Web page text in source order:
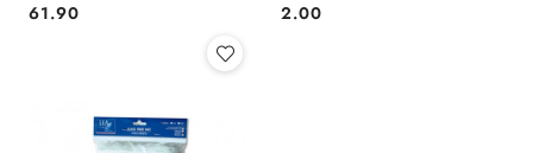
Cena:
61.90 Cena:
2.00